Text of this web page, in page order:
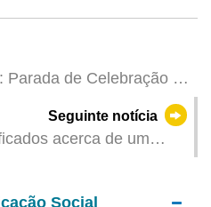
de Celebração do
festivos à Zona Norte
de-artifício
no calendário
Seguinte notícia
acerca de um
Social